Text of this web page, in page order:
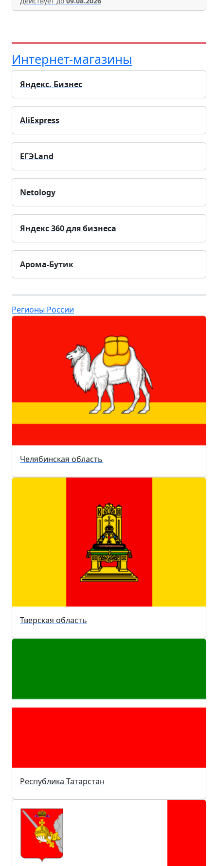
Интернет-магазины
Яндекс. Бизнес
AliExpress
ЕГЭLand
Netology
Яндекс 360 для бизнеса
Арома-Бутик
Регионы России
Челябинская область
Тверская область
Республика Татарстан